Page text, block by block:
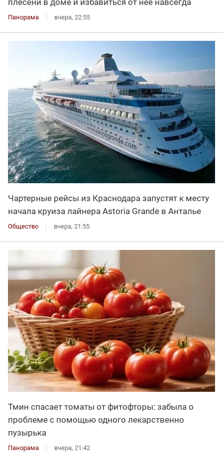
Панорама вчера, 22:55
Чартерные рейсы из Краснодара запустят к месту
начала круиза лайнера Astoria Grande в Анталье
Общество вчера, 21:55
Тмин спасает томаты от фитофторы: забыла о
проблеме с помощью одного лекарственно
пузырька
Панорама вчера, 21:42